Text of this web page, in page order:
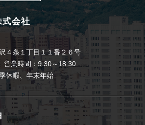
式会社
４条１丁目１１番２６号
業時間：9:30～18:30
休暇、年末年始